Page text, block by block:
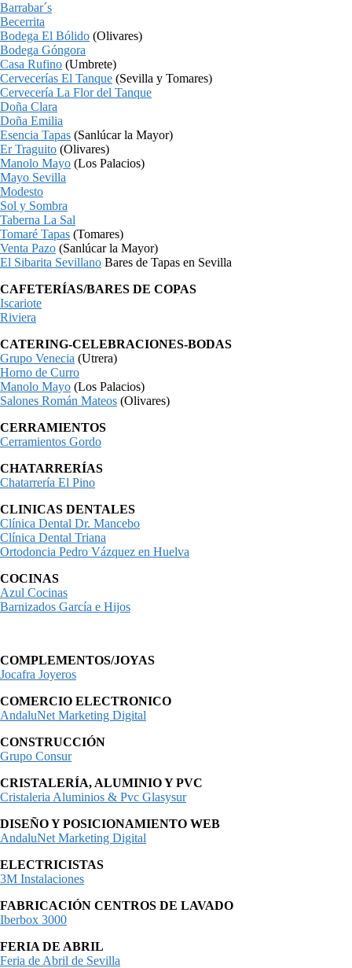
Barrabar´s
Becerrita
Bodega El Bólido (Olivares)
Bodega Góngora
Casa Rufino (Umbrete)
Cervecerías El Tanque (Sevilla y Tomares)
Cervecería La Flor del Tanque
Doña Clara
Doña Emilia
Esencia Tapas (Sanlúcar la Mayor)
Er Traguito (Olivares)
Manolo Mayo (Los Palacios)
Mayo Sevilla
Modesto
Sol y Sombra
Taberna La Sal
Tomaré Tapas (Tomares)
Venta Pazo (Sanlúcar la Mayor)
El Sibarita Sevillano Bares de Tapas en Sevilla
CAFETERÍAS/BARES DE COPAS
Iscariote
Riviera
CATERING-CELEBRACIONES-BODAS
Grupo Venecia (Utrera)
Horno de Curro
Manolo Mayo (Los Palacios)
Salones Román Mateos (Olivares)
CERRAMIENTOS
Cerramientos Gordo
CHATARRERÍAS
Chatarrería El Pino
CLINICAS DENTALES
Clínica Dental Dr. Mancebo
Clínica Dental Triana
Ortodoncia Pedro Vázquez en Huelva
COCINAS
Azul Cocinas
Barnizados García e Hijos
COMPLEMENTOS/JOYAS
Jocafra Joyeros
COMERCIO ELECTRONICO
AndaluNet Marketing Digital
CONSTRUCCIÓN
Grupo Consur
CRISTALERÍA, ALUMINIO Y PVC
Cristaleria Aluminios & Pvc Glasysur
DISEÑO Y POSICIONAMIENTO WEB
AndaluNet Marketing Digital
ELECTRICISTAS
3M Instalaciones
FABRICACIÓN CENTROS DE LAVADO
Iberbox 3000
FERIA DE ABRIL
Feria de Abril de Sevilla